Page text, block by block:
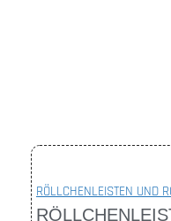
RÖLLCHENLEISTEN UND